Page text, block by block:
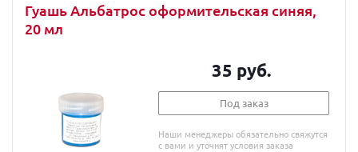
Гуашь Альбатрос оформительская синяя,
20 мл
35 руб.
Под заказ
Наши менеджеры обязательно свяжутся
с вами и уточнят условия заказа